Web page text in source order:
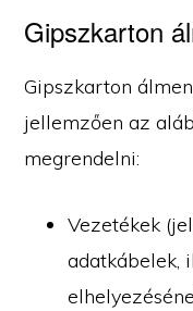
Gipszkarton
Gipszkarton
jellemzően az
megrendelni:
Vezetékek
adatkábelek,